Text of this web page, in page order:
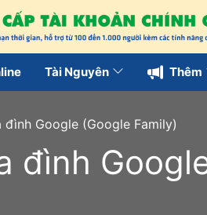
Tài Nguyên Thêm
Google (Google Family)
đình